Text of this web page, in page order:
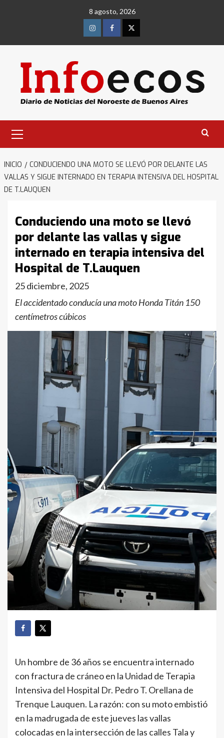
8 agosto, 2026
InstagramFacebookTwitter
primario
INICIO
CONDUCIENDO UNA MOTO SE LLEVÓ POR DELANTE LAS
VALLAS Y SIGUE INTERNADO EN TERAPIA INTENSIVA DEL HOSPITAL
DE T.LAUQUEN
Conduciendo una moto se llevó
por delante las vallas y sigue
internado en terapia intensiva del
Hospital de T.Lauquen
25 diciembre, 2025
El accidentado conducía una moto Honda Titán 150
centímetros cúbicos
Un hombre de 36 años se encuentra internado
con fractura de cráneo en la Unidad de Terapia
Intensiva del Hospital Dr. Pedro T. Orellana de
Trenque Lauquen. La razón: con su moto embistió
en la madrugada de este jueves las vallas
colocadas en la intersección de las calles Tala y